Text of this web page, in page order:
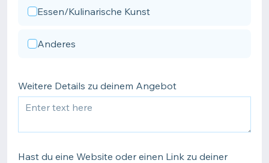
Essen/Kulinarische Kunst
Anderes
Weitere Details zu deinem Angebot
Hast du eine Website oder einen Link zu deiner